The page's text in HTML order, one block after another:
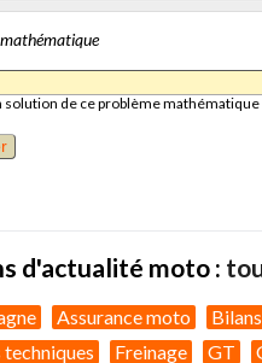
solution de ce problème
d'actualité moto :
Assurance moto
techniques
Freinage GT